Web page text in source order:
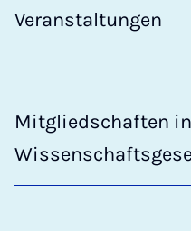
Veranstaltungen
Mitgliedschaften in